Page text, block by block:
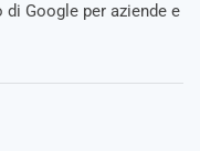
Google per aziende e